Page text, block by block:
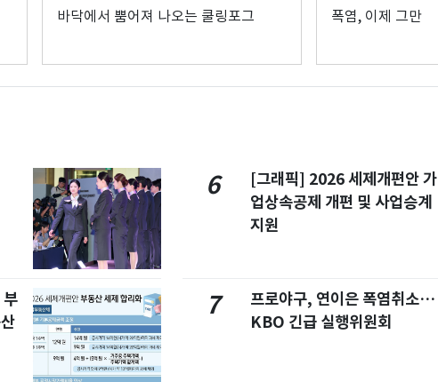
바닥에서 뿜어져 나오는 쿨링포그 폭염, 이제 그만
6
[그래픽] 2026 세제개편안 가
업상속공제 개편 및 사업승계
지원
7
프로야구, 연이은 폭염취소…
KBO 긴급 실행위원회